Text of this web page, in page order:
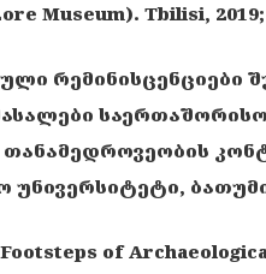
Museum). Tbilisi, 2019;
რემინისცენციები
of